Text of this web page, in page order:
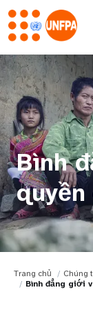
Bình
Trang chủ
Chúng
Bình đẳng giới